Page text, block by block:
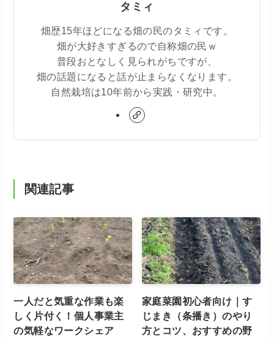
タミィ
畑歴15年ほどになる畑の民のタミィです。
畑が大好きすぎるので自称畑の民ｗ
普段おとなしく見られがちですが、
畑の話題になると話が止まらなくなります。
自然栽培は10年前から実践・研究中。
関連記事
一人だと気重な作業も楽
しく片付く！個人事業主
の気軽なワークシェア
家庭菜園初心者向け｜す
じまき（条播き）のやり
方とコツ、おすすめの野